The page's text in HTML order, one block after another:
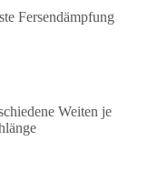
Fersendämpfung
Weiten je